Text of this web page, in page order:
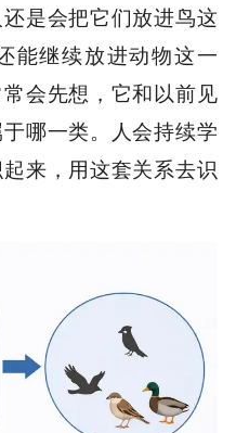
是会把它们放进鸟这
能继续放进动物这一
会先想，它和以前见
哪一类。人会持续学
来，用这套关系去识